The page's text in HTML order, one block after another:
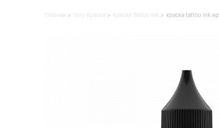
Главная Тату Краски Краска Tattoo Ink краска tattoo ink